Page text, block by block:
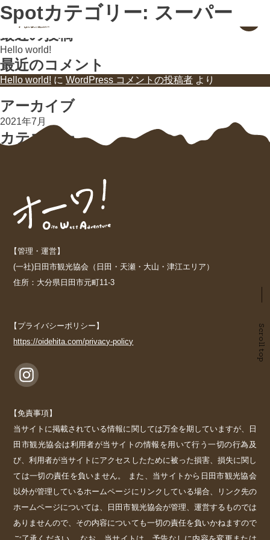
大分県 日田・九重・玖珠
お出かけガイド
Spotカテゴリー: スーパー
検索
検索
最近の投稿
Hello world!
最近のコメント
Hello world! に WordPress コメントの投稿者 より
アーカイブ
2021年7月
カテゴリー
Scroll top
【管理・運営】
(一社)日田市観光協会（日田・天瀬・大山・津江エリア）
住所：大分県日田市元町11-3
【プライバシーポリシー】
https://oidehita.com/privacy-policy
【免責事項】
当サイトに掲載されている情報に関しては万全を期していますが、日
田市観光協会は利用者が当サイトの情報を用いて行う一切の行為及
び、利用者が当サイトにアクセスしたために被った損害、損失に関し
ては一切の責任を負いません。 また、当サイトから日田市観光協会
以外が管理しているホームページにリンクしている場合、リンク先の
ホームページについては、日田市観光協会が管理、運営するものでは
ありませんので、その内容についても一切の責任を負いかねますので